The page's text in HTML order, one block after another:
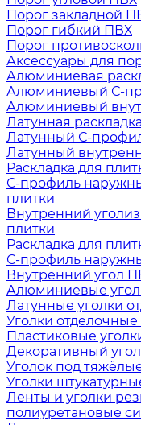
Порог закладной
Порог гибкий ПВХ
Порог
Аксессуары для
Алюминиевая
Алюминиевый С-
Алюминиевый
Латунная
Латунный С-
Латунный
Раскладка для
С-профиль
плитки
Внутренний
плитки
Раскладка для
С-профиль
Внутренний угол
Алюминиевые
Латунные уголки
Уголки
Пластиковые
Декоративный
Уголок под
Уголки
Ленты и уголки
полиуретановые